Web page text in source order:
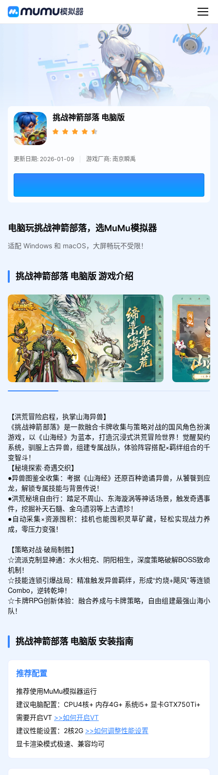
挑战神箭部落 电脑版
更新日期: 2026-01-09 游戏厂商: 南京瞬禹
电脑玩挑战神箭部落，选MuMu模拟器
适配 Windows 和 macOS，大屏畅玩不受限！
挑战神箭部落 电脑版游戏介绍
【洪荒冒险启程，执掌山海异兽】
《挑战神箭部落》是一款融合卡牌收集与策略对战的国风角色扮演
游戏，以《山海经》为蓝本，打造沉浸式洪荒冒险世界！觉醒契约
系统，驯服上古异兽，组建专属战队，体验阵容搭配×羁绊组合的千
变智斗！
【秘境探索·奇遇交织】
●异兽图鉴全收集：考据《山海经》还原百种诡谲异兽，从饕餮到应
龙，解锁专属技能与背景传说！
●洪荒秘境自由行：踏足不周山、东海漩涡等神话场景，触发奇遇事
件，挖掘补天石髓、金乌遗羽等上古遗珍！
●自动采集×资源囤积：挂机也能囤积灵草矿藏，轻松实现战力养
成，零压力变强！
【策略对战·破局制胜】
☆流派克制显神通：水火相克、阴阳相生，深度策略破解BOSS致命
机制！
☆技能连锁引爆战局：精准触发异兽羁绊，形成“灼烧+飓风”等连锁
Combo，逆转乾坤！
☆卡牌RPG创新体验：融合养成与卡牌策略，自由组建最强山海小
队！
挑战神箭部落 电脑版 安装指南
推荐配置
推荐使用MuMu模拟器运行
建议电脑配置：CPU4核+ 内存4G+ 系统i5+ 显卡GTX750Ti+
需要开启VT >>如何开启VT
建议性能设置：2核2G >>如何调整性能设置
显卡渲染模式极速、兼容均可